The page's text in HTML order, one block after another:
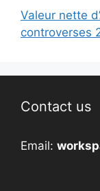
Valeur nette
controverses
Contact us
Email: